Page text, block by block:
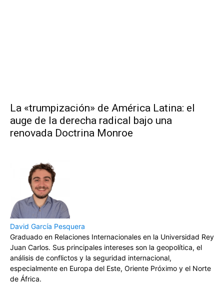
La «trumpización» de América Latina: el
auge de la derecha radical bajo una
renovada Doctrina Monroe
David García Pesquera
Graduado en Relaciones Internacionales en la Universidad Rey
Juan Carlos. Sus principales intereses son la geopolítica, el
análisis de conflictos y la seguridad internacional,
especialmente en Europa del Este, Oriente Próximo y el Norte
de África.